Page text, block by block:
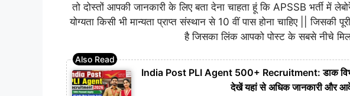
तो दोस्तों आपकी जानकारी के लिए बता देना चाहता हूं कि APSSB भर्ती में
योग्यता किसी भी मान्यता प्राप्त संस्थान से 10 वीं पास होना चाहिए ||
है जिसका लिंक आपको पोस्ट के सबसे नीचे मिल
India Post PLI Agent 500+ Recruitment: डाक
देखें यहां से अधिक जानकारी और